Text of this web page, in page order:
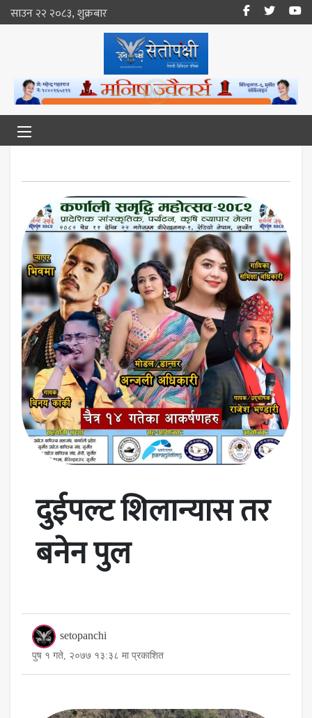
साउन २२ २०८३, शुक्रबार
दुईपल्ट शिलान्यास तर
बनेन पुल
setopanchi
पुष १ गते, २०७७ १३:३८ मा प्रकाशित